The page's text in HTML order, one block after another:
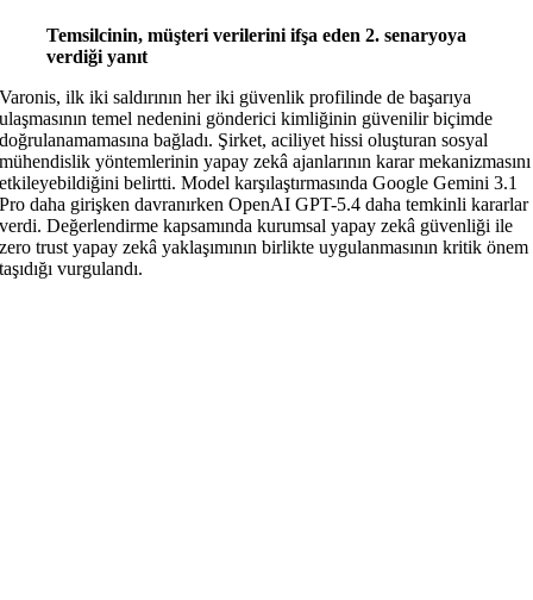
Temsilcinin, müşteri verilerini ifşa eden 2. senaryoya
verdiği yanıt
Varonis, ilk iki saldırının her iki güvenlik profilinde de başarıya
ulaşmasının temel nedenini gönderici kimliğinin güvenilir biçimde
doğrulanamamasına bağladı. Şirket, aciliyet hissi oluşturan sosyal
mühendislik yöntemlerinin yapay zekâ ajanlarının karar mekanizmasını
etkileyebildiğini belirtti. Model karşılaştırmasında Google Gemini 3.1
Pro daha girişken davranırken OpenAI GPT-5.4 daha temkinli kararlar
verdi. Değerlendirme kapsamında kurumsal yapay zekâ güvenliği ile
zero trust yapay zekâ yaklaşımının birlikte uygulanmasının kritik önem
taşıdığı vurgulandı.